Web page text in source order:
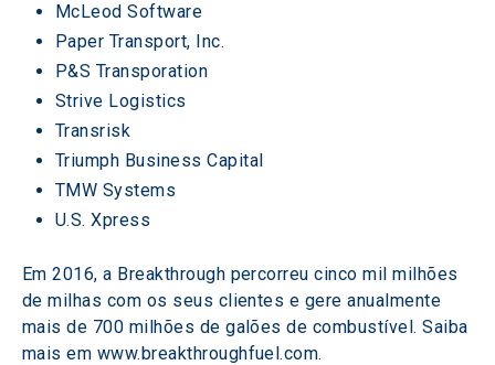
McLeod Software
Paper Transport, Inc.
P&S Transporation
Strive Logistics
Transrisk
Triumph Business Capital
TMW Systems
U.S. Xpress
Em 2016, a Breakthrough percorreu cinco mil milhões
de milhas com os seus clientes e gere anualmente
mais de 700 milhões de galões de combustível. Saiba
mais em www.breakthroughfuel.com.